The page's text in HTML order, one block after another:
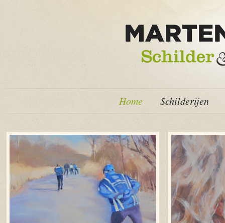
Home Schilderijen